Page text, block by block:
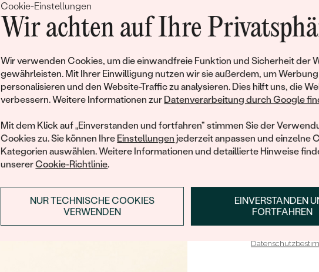
Cookie-Einstellungen
Wir achten auf Ihre
Wir verwenden Cookies, um die einwandfreie Funktion und Sicherheit der
gewährleisten. Mit Ihrer Einwilligung nutzen wir sie außerdem, um Werbung
personalisieren und den Website-Traffic zu analysieren. Dies hilft uns, die
verbessern. Weitere Informationen zur Datenverarbeitung durch Google
Mit dem Klick auf „Einverstanden und fortfahren" stimmen Sie der
Cookies zu. Sie können Ihre Einstellungen jederzeit anpassen und einzelne
Kategorien auswählen. Weitere Informationen und detaillierte Hinweise
unsererCookie-Richtlinie.
EINVERSTANDEN
FORTFAHREN
NUR TECHNISCHE COOKIES
VERWENDEN
Rabatt auf
Werden Sie Teil
und entdecken Sie die
gefertigten Schmucks
Ihren ersten
ANMELDEN &
E-Mail-Adresse je bei uns in